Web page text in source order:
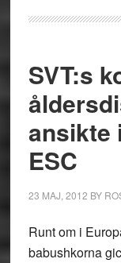
SVT:s
ansikte
ESC
23 MAJ, 2012 BY
Runt om i
babushkorna